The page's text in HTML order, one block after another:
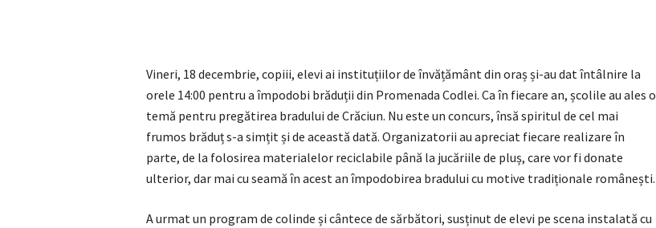
Vineri, 18 decembrie, copiii, elevi ai instituțiilor de învățământ din oraș și-au dat întâlnire la
orele 14:00 pentru a împodobi brăduții din Promenada Codlei. Ca în fiecare an, școlile au ales o
temă pentru pregătirea bradului de Crăciun. Nu este un concurs, însă spiritul de cel mai
frumos brăduț s-a simțit și de această dată. Organizatorii au apreciat fiecare realizare în
parte, de la folosirea materialelor reciclabile până la jucăriile de pluș, care vor fi donate
ulterior, dar mai cu seamă în acest an împodobirea bradului cu motive tradiționale românești.
A urmat un program de colinde și cântece de sărbători, susținut de elevi pe scena instalată cu